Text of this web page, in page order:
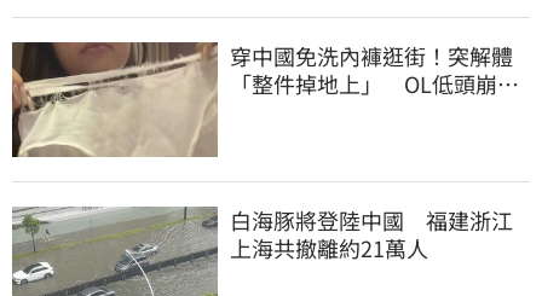
穿中國免洗內褲逛街！突解體
「整件掉地上」 OL低頭崩
白海豚將登陸中國 福建浙江
上海共撤離約21萬人